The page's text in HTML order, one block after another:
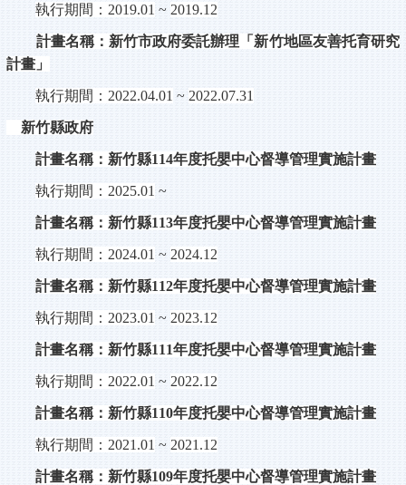
執行期間： 2019.01 ~ 2019.12
計畫名稱：新竹市政府委託辦理「新竹地區友善托育研究
計畫」
執行期間： 2022.04.01 ~ 2022.07.31
新竹縣政府
計畫名稱：新竹縣114年度托嬰中心督導管理實施計畫
執行期間： 2025.01 ~
計畫名稱：新竹縣113年度托嬰中心督導管理實施計畫
執行期間： 2024.01 ~ 2024.12
計畫名稱：新竹縣112年度托嬰中心督導管理實施計畫
執行期間： 2023.01 ~ 2023.12
計畫名稱：新竹縣111年度托嬰中心督導管理實施計畫
執行期間： 2022.01 ~ 2022.12
計畫名稱：新竹縣110年度托嬰中心督導管理實施計畫
執行期間： 2021.01 ~ 2021.12
計畫名稱：新竹縣109年度托嬰中心督導管理實施計畫